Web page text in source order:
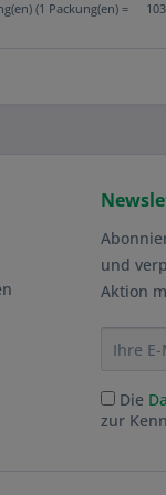
(1 Packung(en) = 3,17
und
Aktion
Die
zur